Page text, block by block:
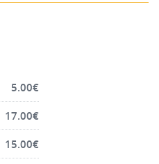
statramščiai,
įrankiai
jonizatoriai
5.00€
17.00€
15.00€